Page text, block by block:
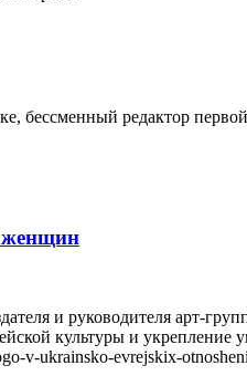
бессменный редактор
женщин
и руководителя
культуры и укрепление
v-ukrainsko-evrejskix-